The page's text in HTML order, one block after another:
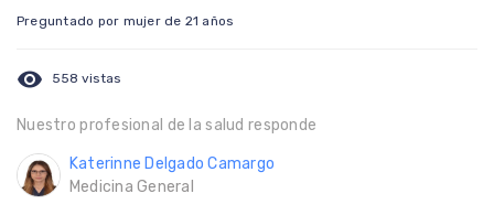
Preguntado por mujer de 21 años
visibility 558 vistas
Nuestro profesional de la salud responde
Katerinne Delgado Camargo
Medicina General